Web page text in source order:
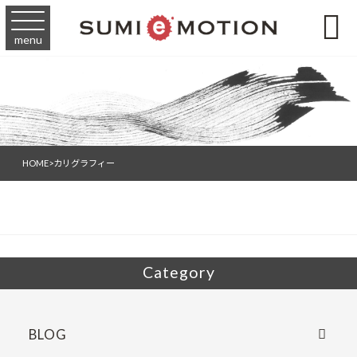
menu 
HOME>カリグラフィー
Category
BLOG